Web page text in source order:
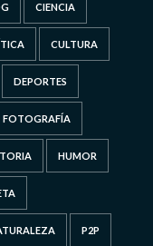
CIENCIA
CULTURA
DEPORTES
FOTOGRAFÍA
HUMOR
P2P